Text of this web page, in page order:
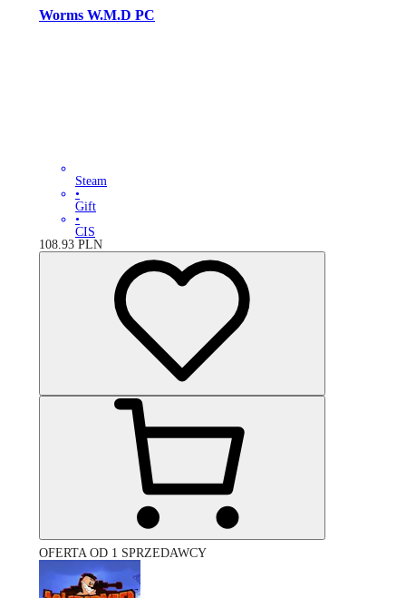
Worms W.M.D PC
Steam
•
Gift
•
CIS
108.93 PLN
OFERTA OD 1 SPRZEDAWCY